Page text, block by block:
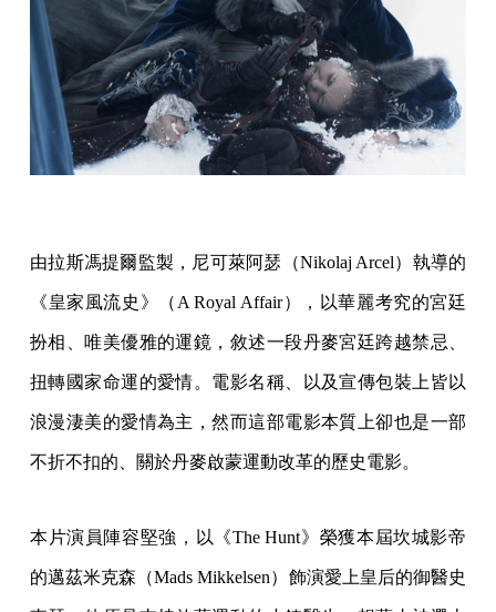
由拉斯馮提爾監製，尼可萊阿瑟（Nikolaj Arcel）執導的
《皇家風流史》（A Royal Affair），以華麗考究的宮廷
扮相、唯美優雅的運鏡，敘述一段丹麥宮廷跨越禁忌、
扭轉國家命運的愛情。電影名稱、以及宣傳包裝上皆以
浪漫淒美的愛情為主，然而這部電影本質上卻也是一部
不折不扣的、關於丹麥啟蒙運動改革的歷史電影。
本片演員陣容堅強，以《The Hunt》榮獲本屆坎城影帝
的邁茲米克森（Mads Mikkelsen）飾演愛上皇后的御醫史